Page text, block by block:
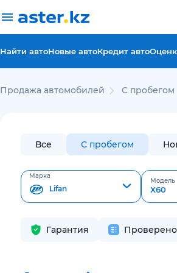
Найти автоНовые автоКредит авто
Продажа автомобилей С пробегом
Все С пробегом
Марка
Lifan
Модель
X60
Гарантия Проверено